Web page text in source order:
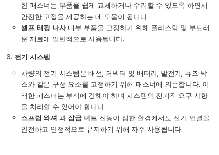
한 패스너는 부품을 쉽게 교체하거나 수리할 수 있도록 하면서
안전한 고정을 제공하는 데 도움이 됩니다.
셀프 태핑 나사 내부 부품을 고정하기 위해 플라스틱 및 부드러
운 재료에 일반적으로 사용됩니다.
전기 시스템
차량의 전기 시스템은 배선, 커넥터 및 배터리, 발전기, 퓨즈 박
스와 같은 구성 요소를 고정하기 위해 패스너에 의존합니다. 이
러한 패스너는 부식에 강해야 하며 시스템의 전기적 요구 사항
을 처리할 수 있어야 합니다.
스프링 와셔 과 잠금 너트 진동이 심한 환경에서도 전기 연결을
안전하고 안정적으로 유지하기 위해 자주 사용됩니다.